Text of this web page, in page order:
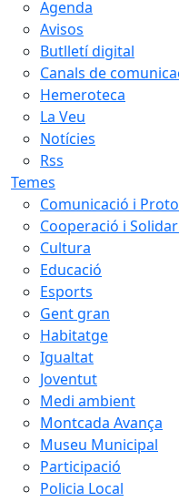
Agenda
Avisos
Butlletí digital
Canals de
Hemeroteca
La Veu
Notícies
Rss
Temes
Comunicació i
Cooperació i
Cultura
Educació
Esports
Gent gran
Habitatge
Igualtat
Joventut
Medi ambient
Montcada Avança
Museu Municipal
Participació
Policia Local